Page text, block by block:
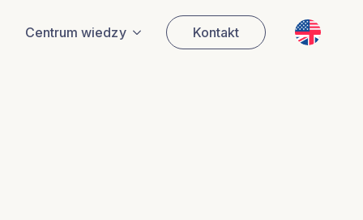
Centrum wiedzy Kontakt EN